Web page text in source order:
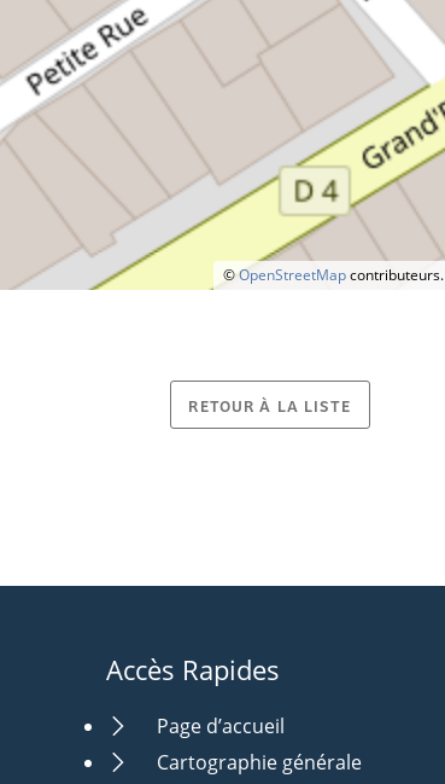
©OpenStreetMapcontributeurs.
RETOUR À LA LISTE
Accès Rapides
Page d’accueil
Cartographie générale